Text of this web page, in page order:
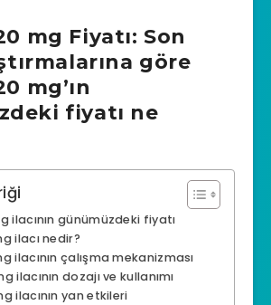
mg Fiyatı: Son
göre
mg’ın
fiyatı ne
ilacının günümüzdeki fiyatı
ilacı nedir?
ilacının çalışma mekanizması
ilacının dozajı ve kullanımı
ilacının yan etkileri